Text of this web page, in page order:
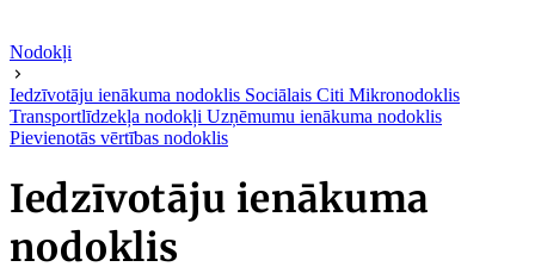
Nodokļi
Iedzīvotāju ienākuma nodoklis Sociālais Citi Mikronodoklis
Transportlīdzekļa nodokļi Uzņēmumu ienākuma nodoklis
Pievienotās vērtības nodoklis
Iedzīvotāju ienākuma
nodoklis